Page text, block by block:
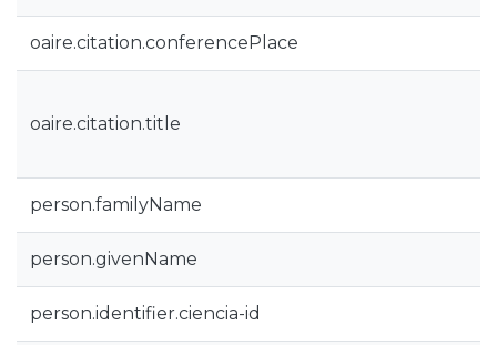
oaire.citation.conferencePlace
oaire.citation.title
person.familyName
person.givenName
person.identifier.ciencia-id